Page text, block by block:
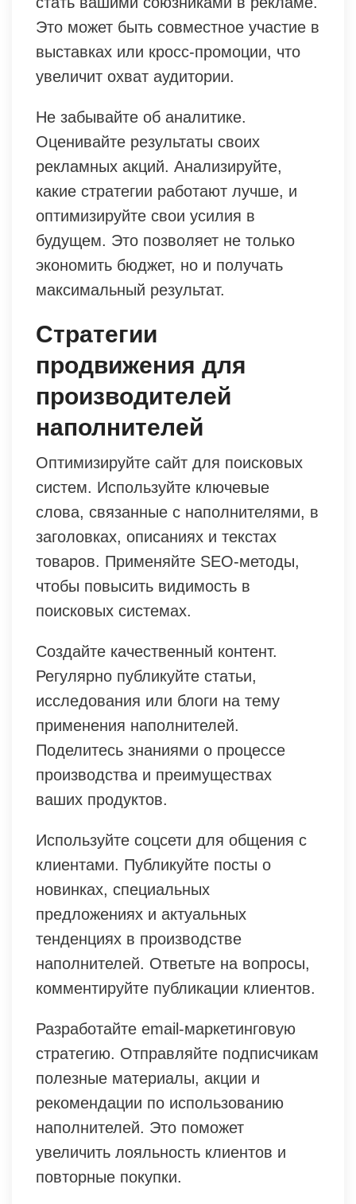
Это может быть совместное участие в
выставках или кросс-промоции, что
увеличит охват аудитории.
Не забывайте об аналитике.
Оценивайте результаты своих
рекламных акций. Анализируйте,
какие стратегии работают лучше, и
оптимизируйте свои усилия в
будущем. Это позволяет не только
экономить бюджет, но и получать
максимальный результат.
Стратегии
продвижения для
производителей
наполнителей
Оптимизируйте сайт для поисковых
систем. Используйте ключевые
слова, связанные с наполнителями, в
заголовках, описаниях и текстах
товаров. Применяйте SEO-методы,
чтобы повысить видимость в
поисковых системах.
Создайте качественный контент.
Регулярно публикуйте статьи,
исследования или блоги на тему
применения наполнителей.
Поделитесь знаниями о процессе
производства и преимуществах
ваших продуктов.
Используйте соцсети для общения с
клиентами. Публикуйте посты о
новинках, специальных
предложениях и актуальных
тенденциях в производстве
наполнителей. Ответьте на вопросы,
комментируйте публикации клиентов.
Разработайте email-маркетинговую
стратегию. Отправляйте подписчикам
полезные материалы, акции и
рекомендации по использованию
наполнителей. Это поможет
увеличить лояльность клиентов и
повторные покупки.